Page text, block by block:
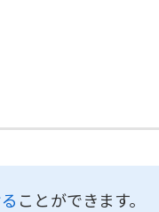
ことができます。